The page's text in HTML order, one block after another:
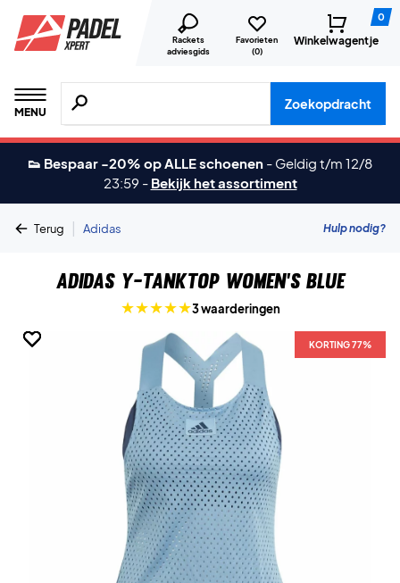
Rackets
adviesgids
Favorieten
(0)
0
Winkelwagentje
MENU
Zoeken naar producten, merken etc.
Zoekopdracht
👟 Bespaar -20% op ALLE schoenen - Geldig t/m 12/8
23:59 - Bekijk het assortiment
Terug | Adidas Hulp nodig?
Adidas Y-Tanktop Women's Blue
3 waarderingen
KORTING 77%
KORTING 77%
KORTING 77%
KORTING 77%
KORTING 77%